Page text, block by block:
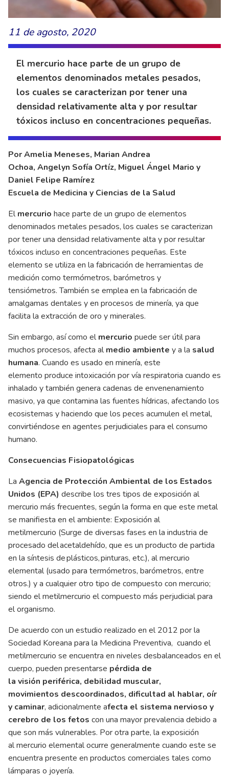
11 de agosto, 2020
El mercurio hace parte de un grupo de
elementos denominados metales pesados,
los cuales se caracterizan por tener una
densidad relativamente alta y por resultar
tóxicos incluso en concentraciones pequeñas.
Por Amelia Meneses, Marian Andrea
Ochoa, Angelyn Sofía Ortíz, Miguel Ángel Mario y
Daniel Felipe Ramírez
Escuela de Medicina y Ciencias de la Salud
Elmercurio hace parte de un grupo de elementos
denominados metales pesados, los cuales se caracterizan
por tener una densidad relativamente alta y por resultar
tóxicos incluso en concentraciones pequeñas. Este
elemento se utiliza en la fabricación de herramientas de
medición como termómetros, barómetros y
tensiómetros. También se emplea en la fabricación de
amalgamas dentales y en procesos de minería, ya que
facilita la extracción de oro y minerales.
Sin embargo, así como elmercurio puede ser útil para
muchos procesos, afecta almedio ambiente y a la salud
humana. Cuando es usado en minería, este
elemento produce intoxicación por vía respiratoria cuando es
inhalado y también genera cadenas de envenenamiento
masivo, ya que contamina las fuentes hídricas, afectando los
ecosistemas y haciendo que los peces acumulen el metal,
convirtiéndose en agentes perjudiciales para el consumo
humano.
Consecuencias Fisiopatológicas
La Agencia de Protección Ambiental de los Estados
Unidos (EPA) describe los tres tipos de exposición al
mercurio más frecuentes, según la forma en que este metal
se manifiesta en el ambiente: Exposición al
metilmercurio (Surge de diversas fases en la industria de
procesado delacetaldehído, que es un producto de partida
en la síntesis deplásticos,pinturas, etc.), al mercurio
elemental (usado para termómetros, barómetros, entre
otros.) y a cualquier otro tipo de compuesto con mercurio;
siendo el metilmercurio el compuesto más perjudicial para
el organismo.
De acuerdo con un estudio realizado en el 2012 por la
Sociedad Koreana para la Medicina Preventiva, cuando el
metilmercurio se encuentra en niveles desbalanceados en el
cuerpo, pueden presentarse pérdida de
la visión periférica, debilidad muscular,
movimientos descoordinados, dificultad al hablar, oír
y caminar, adicionalmente afecta el sistema nervioso y
cerebro de los fetos con una mayor prevalencia debido a
que son más vulnerables. Por otra parte, la exposición
al mercurio elemental ocurre generalmente cuando este se
encuentra presente en productos comerciales tales como
lámparas o joyería.